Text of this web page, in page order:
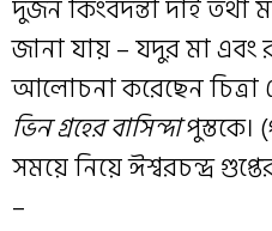
দুজন কিংবদন্তী দাই তথা
জানা যায় – যদুর মা এবং
আলোচনা করেছেন চিত্রা
ভিন গ্রহের বাসিন্দাপুস্তকে।
সময়ে নিয়ে ঈশ্বরচন্দ্র
–